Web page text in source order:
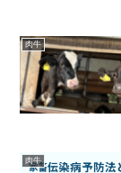
肉牛
肉牛